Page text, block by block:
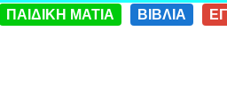
ΠΑΙΔΙΚΗ ΜΑΤΙΑ ΒΙΒΛΙΑ